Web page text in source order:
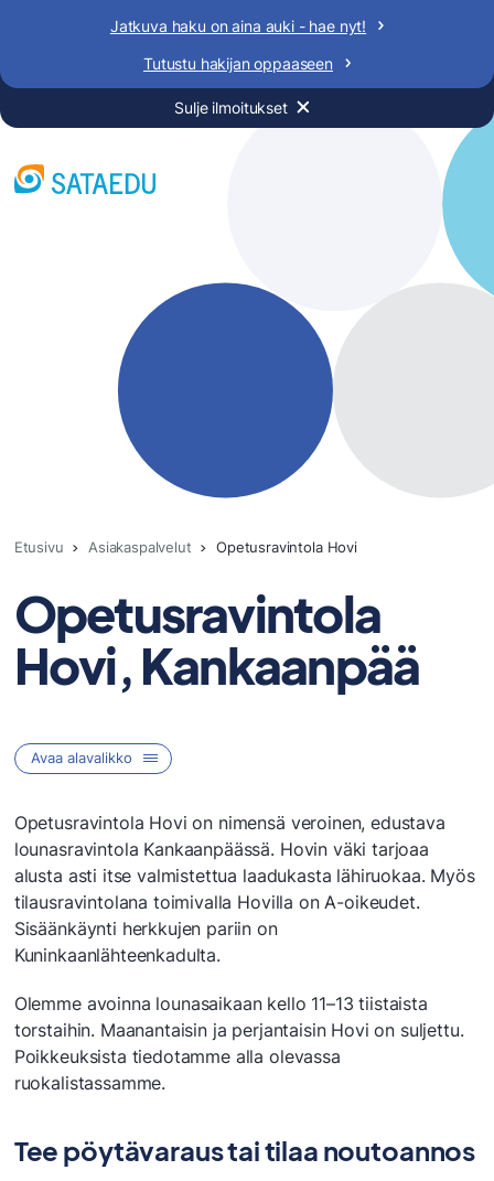
Jatkuva haku on aina auki - hae nyt!
Tutustu hakijan oppaaseen
Sulje ilmoitukset
Etusivu Asiakaspalvelut Opetusravintola Hovi
Opetusravintola
Hovi, Kankaanpää
Avaa alavalikko
Sataedu
Ajoharjoittelurata
Amis Café
Elokuva- ja tv-alan opiskelijatyöt
Hius- ja kauneuspalvelut Helmi
Mainostoimisto Villigrafia
Opetuskahvila Hovinarri
Opetusravintola Hovi
Sataedu korjaamot
Opetusravintola Hovi on nimensä veroinen, edustava
lounasravintola Kankaanpäässä. Hovin väki tarjoaa
alusta asti itse valmistettua laadukasta lähiruokaa. Myös
tilausravintolana toimivalla Hovilla on A-oikeudet.
Sisäänkäynti herkkujen pariin on
Kuninkaanlähteenkadulta.
Olemme avoinna lounasaikaan kello 11–13 tiistaista
torstaihin. Maanantaisin ja perjantaisin Hovi on suljettu.
Poikkeuksista tiedotamme alla olevassa
ruokalistassamme.
Tee pöytävaraus tai tilaa noutoannos